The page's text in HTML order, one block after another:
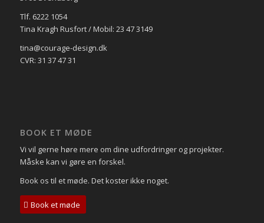
Tlf. 6222 1054
Tina Kragh Rusfort / Mobil: 23 47 3149
tina@courage-design.dk
CVR: 31 37 47 31
BOOK ET MØDE
Vi vil gerne høre mere om dine udfordringer og projekter.
Måske kan vi gøre en forskel.
Book os til et møde. Det koster ikke noget.
Book et møde